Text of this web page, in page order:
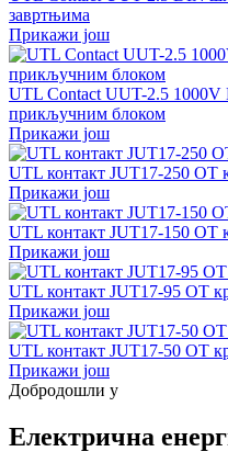
завртњима
Прикажи још
UTL Contact UUT-2.5
прикључним блоком
Прикажи још
UTL контакт JUT17-250 OT
Прикажи још
UTL контакт JUT17-150 OT
Прикажи још
UTL контакт JUT17-95 OT
Прикажи још
UTL контакт JUT17-50 OT
Прикажи још
Добродошли у
Електрична